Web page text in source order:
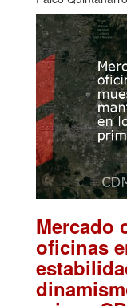
Mercado
oficinas